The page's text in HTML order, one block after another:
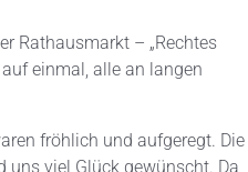
Rathausmarkt – „Rechtes
einmal, alle an langen
fröhlich und aufgeregt. Die
uns viel Glück gewünscht. Da